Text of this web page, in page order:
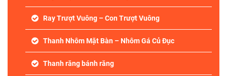
Ray Trượt Vuông – Con Trượt Vuông
Thanh Nhôm Mặt Bàn – Nhôm Gá Củ Đục
Thanh răng bánh răng